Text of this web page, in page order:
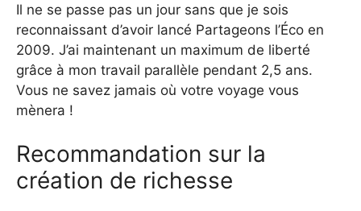
Il ne se passe pas un jour sans que je sois
reconnaissant d’avoir lancé Partageons l’Éco en
2009. J’ai maintenant un maximum de liberté
grâce à mon travail parallèle pendant 2,5 ans.
Vous ne savez jamais où votre voyage vous
mènera !
Recommandation sur la
création de richesse